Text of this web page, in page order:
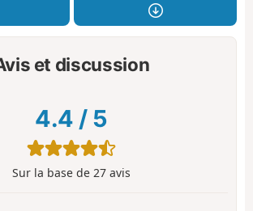
et discussion
4.4 / 5
Sur la base de 27 avis